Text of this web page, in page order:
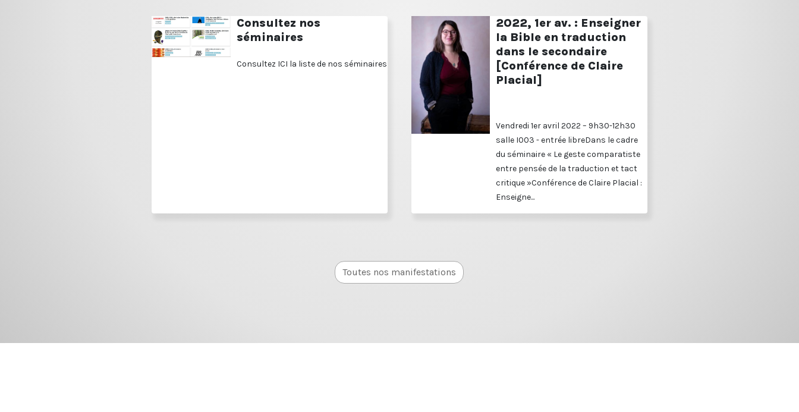
Consultez nos
séminaires
Consultez ICI la liste de nos séminaires
2022, 1er av. : Enseigner
la Bible en traduction
dans le secondaire
[Conférence de Claire
Placial]
Vendredi 1er avril 2022 – 9h30-12h30
salle I003 - entrée libreDans le cadre
du séminaire « Le geste comparatiste
entre pensée de la traduction et tact
critique »Conférence de Claire Placial :
Enseigne...
Toutes nos manifestations